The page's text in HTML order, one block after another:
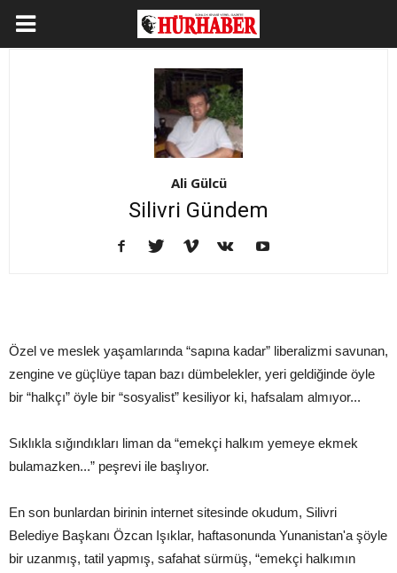
Ali Gülcü
Silivri Gündem
Özel ve meslek yaşamlarında “sapına kadar” liberalizmi savunan,
zengine ve güçlüye tapan bazı dümbelekler, yeri geldiğinde öyle
bir “halkçı” öyle bir “sosyalist” kesiliyor ki, hafsalam almıyor...
Sıklıkla sığındıkları liman da “emekçi halkım yemeye ekmek
bulamazken...” peşrevi ile başlıyor.
En son bunlardan birinin internet sitesinde okudum, Silivri
Belediye Başkanı Özcan Işıklar, haftasonunda Yunanistan'a şöyle
bir uzanmış, tatil yapmış, safahat sürmüş, “emekçi halkımın